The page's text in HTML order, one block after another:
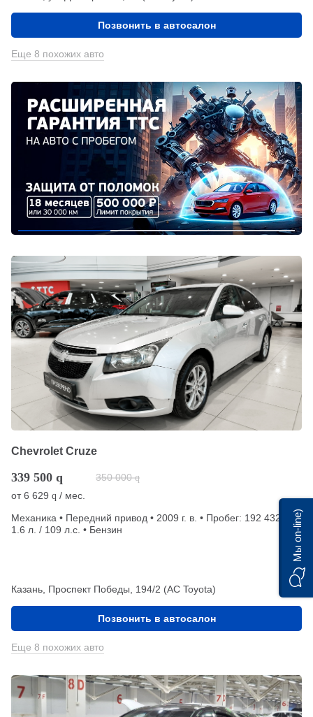
Позвонить в автосалон
Еще 8 похожих авто
Chevrolet Cruze
339 500 q 350 000 q
от6 629 q / мес.
Механика • Передний привод • 2009 г. в. • Пробег: 192 432 км •
1.6 л. / 109 л.с. • Бензин
Казань, Проспект Победы, 194/2 (АС Toyota)
Позвонить в автосалон
Еще 8 похожих авто
Мы on-line)